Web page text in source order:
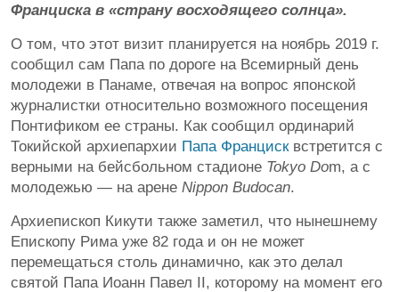
Франциска в «страну восходящего солнца».
О том, что этот визит планируется на ноябрь 2019 г.
сообщил сам Папа по дороге на Всемирный день
молодежи в Панаме, отвечая на вопрос японской
журналистки относительно возможного посещения
Понтификом ее страны. Как сообщил ординарий
Токийской архиепархии Папа Францисквстретится с
верными на бейсбольном стадионе Tokyo Dom, а с
молодежью — на арене Nippon Budocan.
Архиепископ Кикути также заметил, что нынешнему
Епископу Рима уже 82 года и он не может
перемещаться столь динамично, как это делал
святой Папа Иоанн Павел II, которому на момент его